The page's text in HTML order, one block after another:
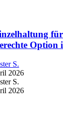
Option
S.
2026
S.
2026